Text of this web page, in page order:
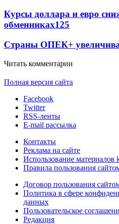
Курсы доллара и евро
обменниках125
Страны ОПЕК+
Читать комментарии
Полная версия сайта
Facebook
Twitter
RSS-ленты
E-mail рассылка
Контакты
Реклама на сайте
Использование материалов
Правила пользования
Договор пользования
Политика в сфере
данных
Пользовательское
Редакция